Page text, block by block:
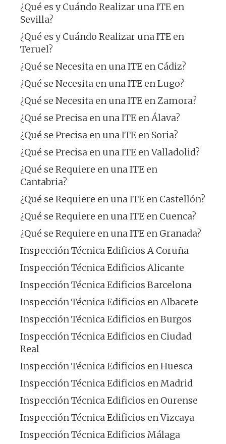
¿Qué es y Cuándo Realizar una ITE en
Sevilla?
¿Qué es y Cuándo Realizar una ITE en
Teruel?
¿Qué se Necesita en una ITE en Cádiz?
¿Qué se Necesita en una ITE en Lugo?
¿Qué se Necesita en una ITE en Zamora?
¿Qué se Precisa en una ITE en Álava?
¿Qué se Precisa en una ITE en Soria?
¿Qué se Precisa en una ITE en Valladolid?
¿Qué se Requiere en una ITE en
Cantabria?
¿Qué se Requiere en una ITE en Castellón?
¿Qué se Requiere en una ITE en Cuenca?
¿Qué se Requiere en una ITE en Granada?
Inspección Técnica Edificios A Coruña
Inspección Técnica Edificios Alicante
Inspección Técnica Edificios Barcelona
Inspección Técnica Edificios en Albacete
Inspección Técnica Edificios en Burgos
Inspección Técnica Edificios en Ciudad
Real
Inspección Técnica Edificios en Huesca
Inspección Técnica Edificios en Madrid
Inspección Técnica Edificios en Ourense
Inspección Técnica Edificios en Vizcaya
Inspección Técnica Edificios Málaga